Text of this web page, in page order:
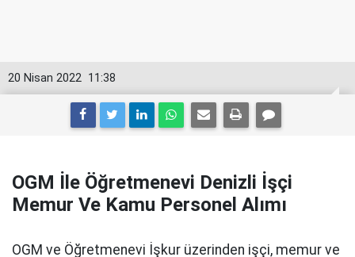
11:38
20 Nisan 2022
OGM İle Öğretmenevi Denizli İşçi
Memur Ve Kamu Personel Alımı
OGM ve Öğretmenevi İşkur üzerinden işçi, memur ve